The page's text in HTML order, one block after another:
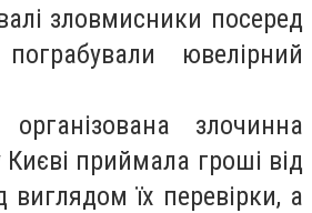
зловмисники посеред
ювелірний
злочинна
Києві приймала гроші від
виглядом їх перевірки, а